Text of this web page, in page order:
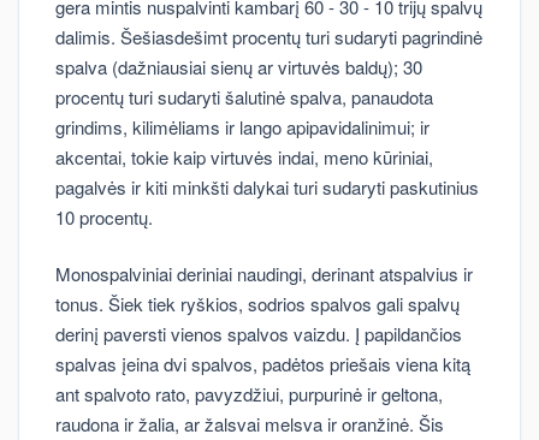
gera mintis nuspalvinti kambarį 60 - 30 - 10 trijų spalvų
dalimis. Šešiasdešimt procentų turi sudaryti pagrindinė
spalva (dažniausiai sienų ar virtuvės baldų); 30
procentų turi sudaryti šalutinė spalva, panaudota
grindims, kilimėliams ir lango apipavidalinimui; ir
akcentai, tokie kaip virtuvės indai, meno kūriniai,
pagalvės ir kiti minkšti dalykai turi sudaryti paskutinius
10 procentų.
Monospalviniai deriniai naudingi, derinant atspalvius ir
tonus. Šiek tiek ryškios, sodrios spalvos gali spalvų
derinį paversti vienos spalvos vaizdu. Į papildančios
spalvas įeina dvi spalvos, padėtos priešais viena kitą
ant spalvoto rato, pavyzdžiui, purpurinė ir geltona,
raudona ir žalia, ar žalsvai melsva ir oranžinė. Šis